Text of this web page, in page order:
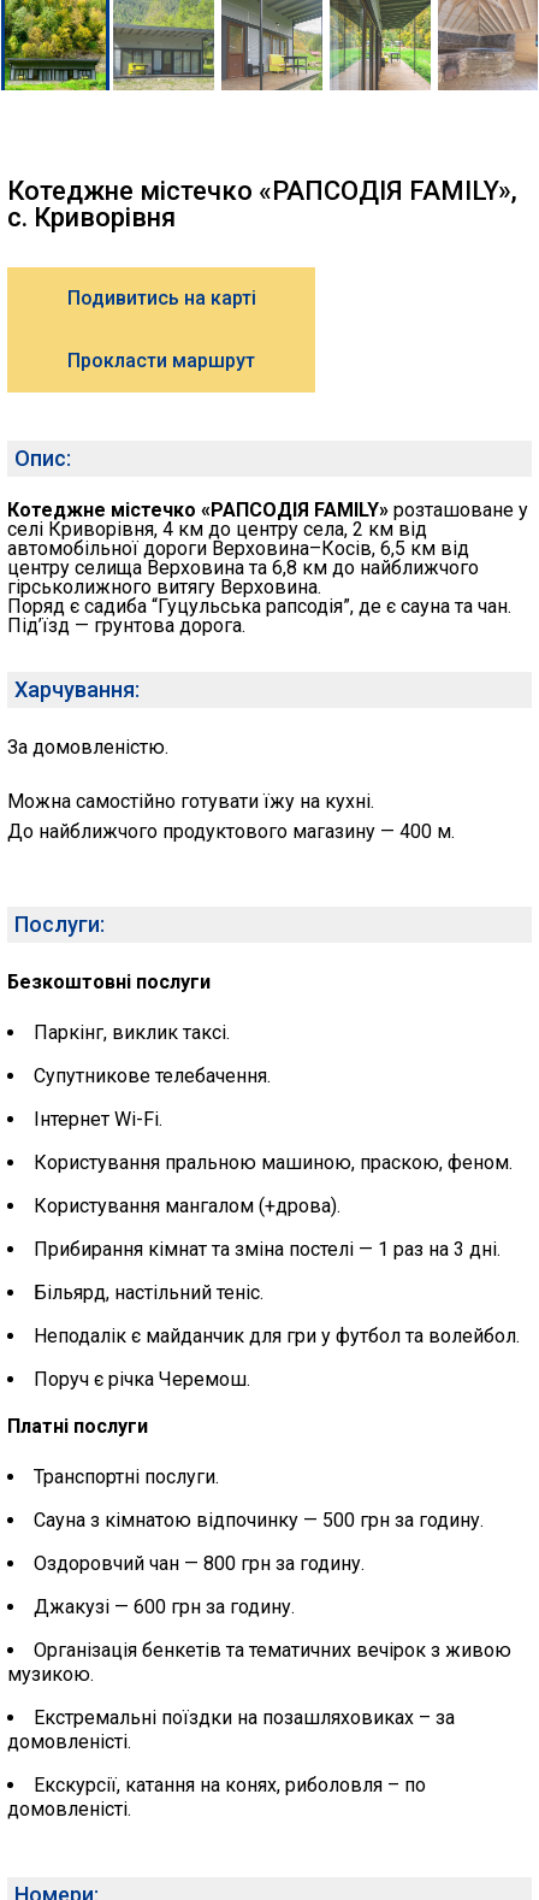
Котеджне містечко «РАПСОДІЯ FAMILY»,
с. Криворівня
Подивитись на карті
Прокласти маршрут
Опис:
Котеджне містечко «РАПСОДІЯ FAMILY» розташоване у
селі Криворівня, 4 км до центру села, 2 км від
автомобільної дороги Верховина–Косів, 6,5 км від
центру селища Верховина та 6,8 км до найближчого
гірськолижного витягу Верховина.
Поряд є садиба “Гуцульська рапсодія”, де є сауна та чан.
Під’їзд — грунтова дорога.
Харчування:
За домовленістю.
Можна самостійно готувати їжу на кухні.
До найближчого продуктового магазину — 400 м.
Послуги:
Безкоштовні послуги
Паркінг, виклик таксі.
Супутникове телебачення.
Інтернет Wi-Fi.
Користування пральною машиною, праскою, феном.
Користування мангалом (+дрова).
Прибирання кімнат та зміна постелі — 1 раз на 3 дні.
Більярд, настільний теніс.
Неподалік є майданчик для гри у футбол та волейбол.
Поруч є річка Черемош.
Платні послуги
Транспортні послуги.
Сауна з кімнатою відпочинку — 500 грн за годину.
Оздоровчий чан — 800 грн за годину.
Джакузі — 600 грн за годину.
Організація бенкетів та тематичних вечірок з живою
музикою.
Екстремальні поїздки на позашляховиках – за
домовленісті.
Екскурсії, катання на конях, риболовля – по
домовленісті.
Номери: